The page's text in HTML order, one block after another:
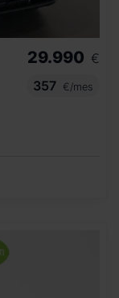
29.990 €
357
€/mes